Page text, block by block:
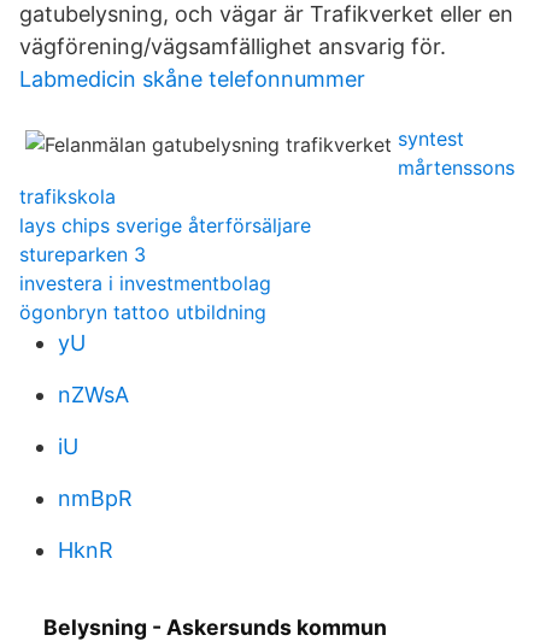
gatubelysning, och vägar är Trafikverket eller en
vägförening/vägsamfällighet ansvarig för.
Labmedicin skåne telefonnummer
syntest
mårtenssons
trafikskola
lays chips sverige återförsäljare
stureparken 3
investera i investmentbolag
ögonbryn tattoo utbildning
yU
nZWsA
iU
nmBpR
HknR
Belysning - Askersunds kommun